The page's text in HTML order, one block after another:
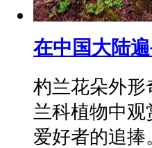
在中国大陆
杓兰花朵外
兰科植物中
爱好者的追